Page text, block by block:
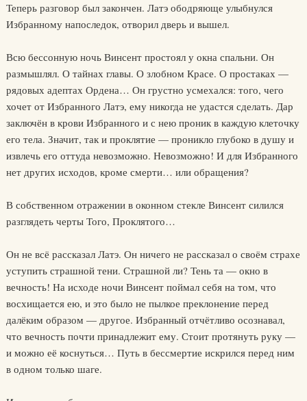
Теперь разговор был закончен. Латэ ободряюще улыбнулся
Избранному напоследок, отворил дверь и вышел.
Всю бессонную ночь Винсент простоял у окна спальни. Он
размышлял. О тайнах главы. О злобном Красе. О простаках —
рядовых адептах Ордена… Он грустно усмехался: того, чего
хочет от Избранного Латэ, ему никогда не удастся сделать. Дар
заключён в крови Избранного и с нею проник в каждую клеточку
его тела. Значит, так и проклятие — проникло глубоко в душу и
извлечь его оттуда невозможно. Невозможно! И для Избранного
нет других исходов, кроме смерти… или обращения?
В собственном отражении в оконном стекле Винсент силился
разглядеть черты Того, Проклятого…
Он не всё рассказал Латэ. Он ничего не рассказал о своём страхе
уступить страшной тени. Страшной ли? Тень та — окно в
вечность! На исходе ночи Винсент поймал себя на том, что
восхищается ею, и это было не пылкое преклонение перед
далёким образом — другое. Избранный отчётливо осознавал,
что вечность почти принадлежит ему. Стоит протянуть руку —
и можно её коснуться… Путь в бессмертие искрился перед ним
в одном только шаге.